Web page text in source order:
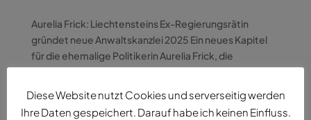
Aurelia Frick: Liechtensteins Ex-Regierungsrätin
gründet neue Anwaltskanzlei 2025 Ein neues Kapitel
für die ehemalige Politikerin Aurelia Frick, die
ehemalige Regierungsrätin Liechtensteins, macht
Anwaltskanzlei im Jahr 2025....
Diese Website nutzt Cookies und serverseitig werden
Ihre Daten gespeichert. Darauf habe ich keinen Einfluss.